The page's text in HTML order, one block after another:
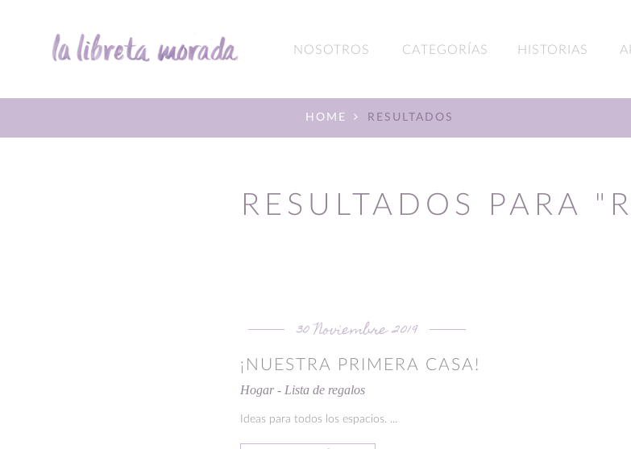
NOSOTROS CATEGORÍAS HISTORIAS
HOME RESULTADOS
RESULTADOS PARA
30 Noviembre 2019
¡NUESTRA PRIMERA CASA!
Hogar - Lista de regalos
Ideas para todos los espacios. ...